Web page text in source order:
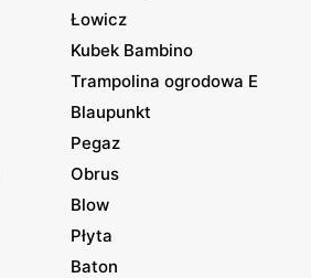
Łowicz
Kubek Bambino
Trampolina ogrodowa E
Blaupunkt
Pegaz
Obrus
Blow
Płyta
Baton